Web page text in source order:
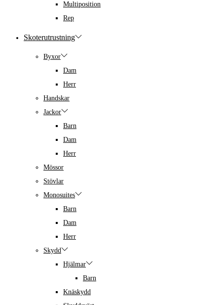
Multiposition
Rep
Skoterutrustning
Byxor
Dam
Herr
Handskar
Jackor
Barn
Dam
Herr
Mössor
Stövlar
Monosuites
Barn
Dam
Herr
Skydd
Hjälmar
Barn
Knäskydd